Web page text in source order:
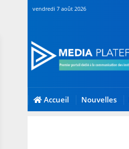
vendredi 7 août 2026
Accueil Nouvelles